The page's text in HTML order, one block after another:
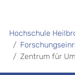
Hochschule
Zentrum für